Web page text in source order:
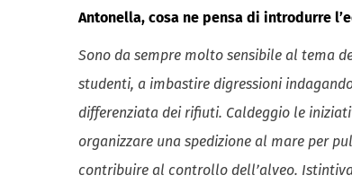
Antonella, cosa ne pensa di introdurre
Sono da sempre molto sensibile al tema
studenti, a imbastire digressioni
differenziata dei rifiuti. Caldeggio le
organizzare una spedizione al mare per
contribuire al controllo dell’alveo.